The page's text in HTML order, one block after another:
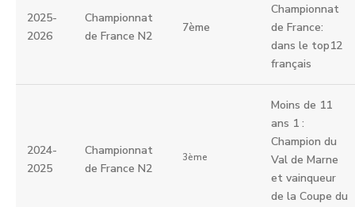
2025-
2026
Championnat
de France N2
7ème
Championnat
de France:
dans le top12
français
2024-
2025
Championnat
de France N2
3ème
Moins de 11
ans 1 :
Champion du
Val de Marne
et vainqueur
de la Coupe du